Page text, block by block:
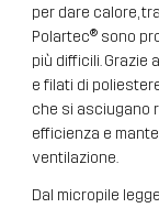
per dare calore,
Polartec® sono
più difficili. Grazie
e filati di
che si asciugano
efficienza e
ventilazione.
Dal micropile